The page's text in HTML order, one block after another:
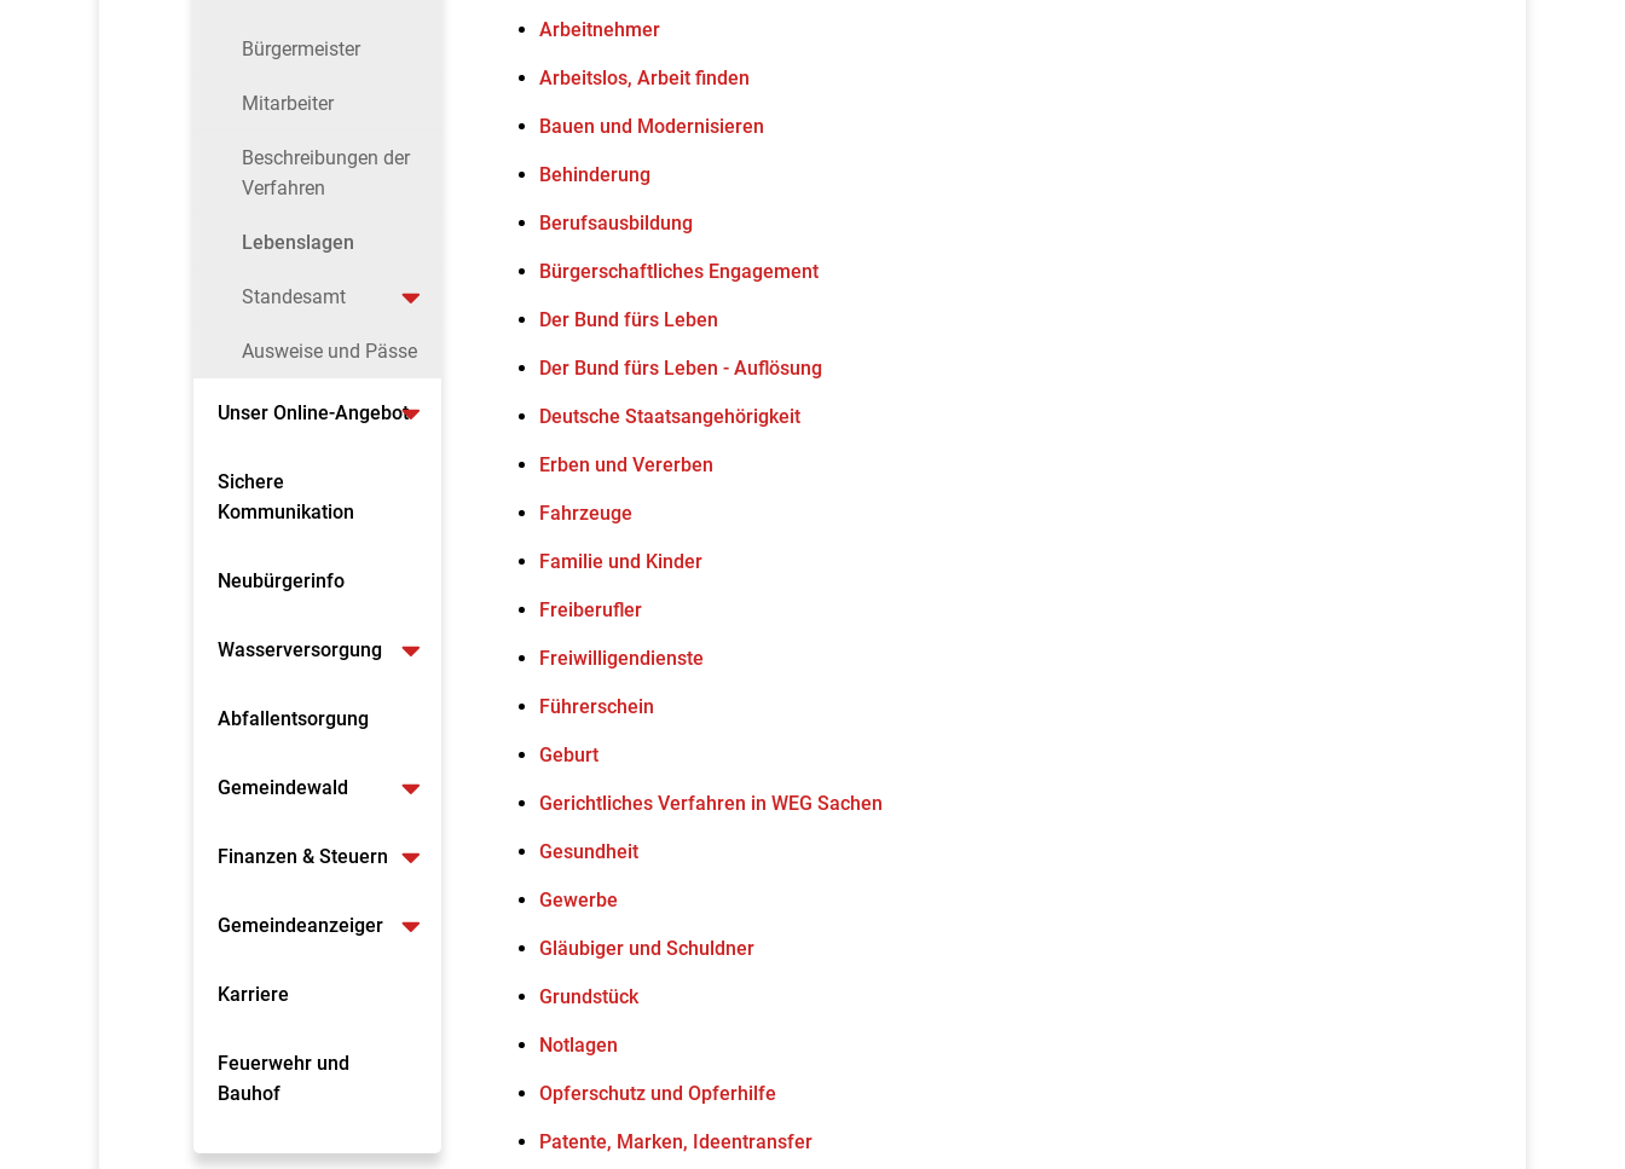
Bürgermeister
Mitarbeiter
Beschreibungen der
Verfahren
Lebenslagen
Standesamt
Ausweise und Pässe
Unser Online-Angebot
Sichere
Kommunikation
Neubürgerinfo
Wasserversorgung
Abfallentsorgung
Gemeindewald
Finanzen & Steuern
Gemeindeanzeiger
Karriere
Feuerwehr und
Bauhof
Arbeitnehmer
Arbeitslos, Arbeit finden
Bauen und Modernisieren
Behinderung
Berufsausbildung
Bürgerschaftliches Engagement
Der Bund fürs Leben
Der Bund fürs Leben - Auflösung
Deutsche Staatsangehörigkeit
Erben und Vererben
Fahrzeuge
Familie und Kinder
Freiberufler
Freiwilligendienste
Führerschein
Geburt
Gerichtliches Verfahren in WEG Sachen
Gesundheit
Gewerbe
Gläubiger und Schuldner
Grundstück
Notlagen
Opferschutz und Opferhilfe
Patente, Marken, Ideentransfer